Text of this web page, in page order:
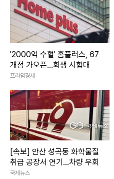
'2000억 수혈' 홈플러스, 67
개점 가오픈…회생 시험대
프라임경제
[속보] 안산 성곡동 화학물질
취급 공장서 연기...차량 우회
국제뉴스